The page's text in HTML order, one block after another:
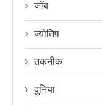
जॉब
ज्योतिष
तकनीक
दुनिया